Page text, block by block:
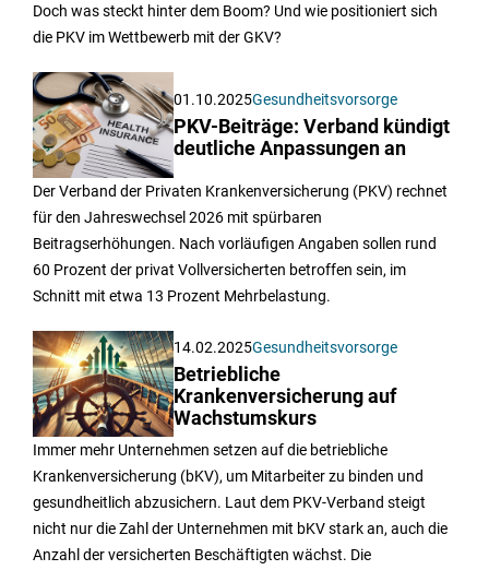
Doch was steckt hinter dem Boom? Und wie positioniert sich
die PKV im Wettbewerb mit der GKV?
01.10.2025Gesundheitsvorsorge
PKV-Beiträge: Verband kündigt
deutliche Anpassungen an
Der Verband der Privaten Krankenversicherung (PKV) rechnet
für den Jahreswechsel 2026 mit spürbaren
Beitragserhöhungen. Nach vorläufigen Angaben sollen rund
60 Prozent der privat Vollversicherten betroffen sein, im
Schnitt mit etwa 13 Prozent Mehrbelastung.
14.02.2025Gesundheitsvorsorge
Betriebliche
Krankenversicherung auf
Wachstumskurs
Immer mehr Unternehmen setzen auf die betriebliche
Krankenversicherung (bKV), um Mitarbeiter zu binden und
gesundheitlich abzusichern. Laut dem PKV-Verband steigt
nicht nur die Zahl der Unternehmen mit bKV stark an, auch die
Anzahl der versicherten Beschäftigten wächst. Die